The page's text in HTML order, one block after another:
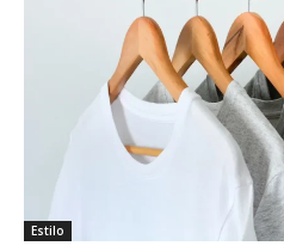
Estilo